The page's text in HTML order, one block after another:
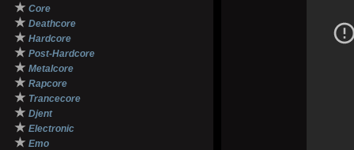
★ Core
★ Deathcore
★ Hardcore
★ Post-Hardcore
★ Metalcore
★ Rapcore
★ Trancecore
★ Djent
★ Electronic
★ Emo